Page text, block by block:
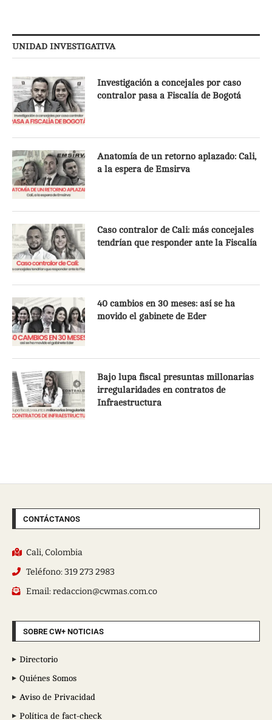
UNIDAD INVESTIGATIVA
Investigación a concejales por caso
contralor pasa a Fiscalía de Bogotá
Anatomía de un retorno aplazado: Cali,
a la espera de Emsirva
Caso contralor de Cali: más concejales
tendrían que responder ante la Fiscalía
40 cambios en 30 meses: así se ha
movido el gabinete de Eder
Bajo lupa fiscal presuntas millonarias
irregularidades en contratos de
Infraestructura
CONTÁCTANOS
Cali, Colombia
Teléfono: 319 273 2983
Email: redaccion@cwmas.com.co
SOBRE CW+ NOTICIAS
Directorio
Quiénes Somos
Aviso de Privacidad
Política de fact-check